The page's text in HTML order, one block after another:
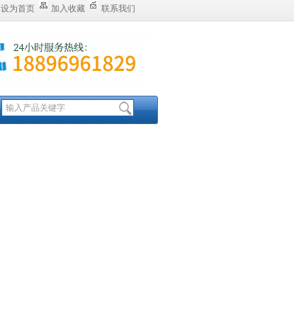
设为首页 加入收藏 联系我们